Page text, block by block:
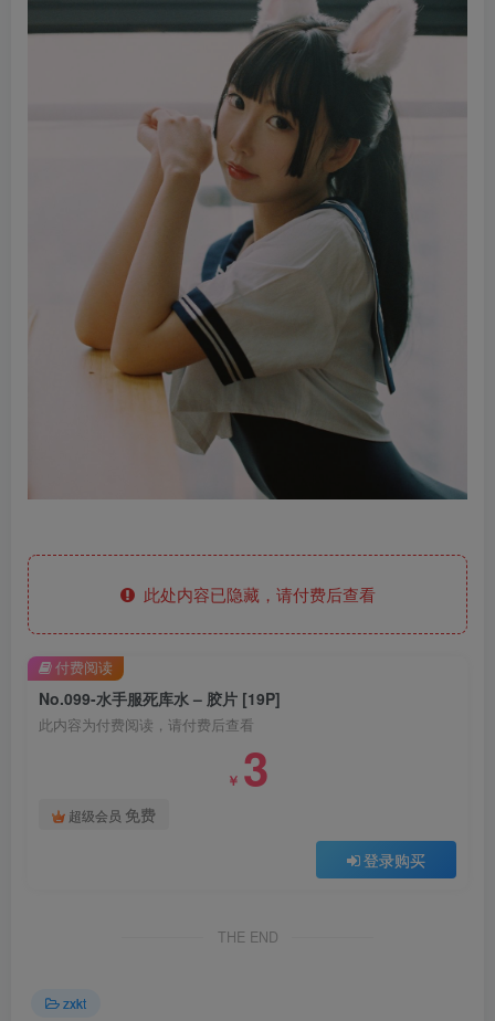
此处内容已隐藏，请付费后查看
No.099-水手服死库水 – 胶片 [19P]
此内容为付费阅读，请付费后查看
￥ 3
超级会员 免费
登录购买
付费阅读
THE END
zxkt